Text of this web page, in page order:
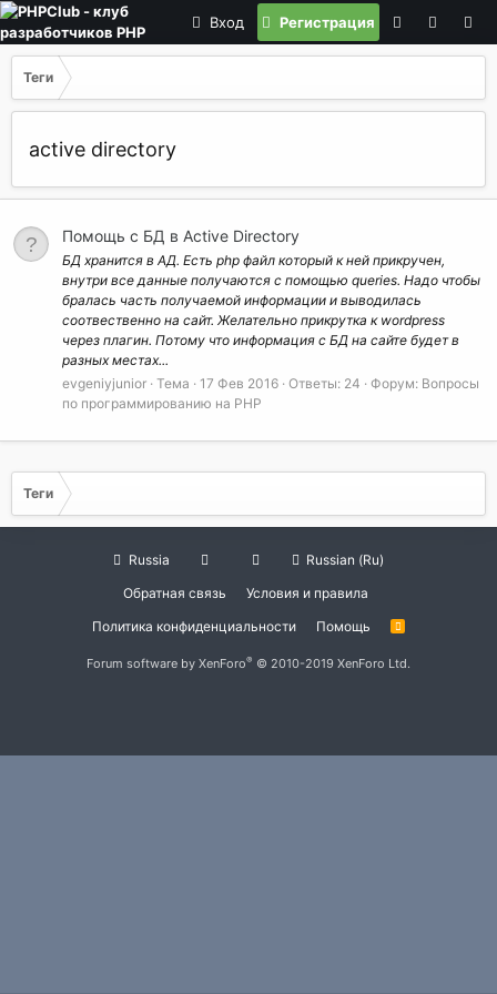
Вход Регистрация
Теги
active directory
Помощь с БД в Active Directory
БД хранится в АД. Есть php файл который к ней прикручен,
внутри все данные получаются с помощью queries. Надо чтобы
бралась часть получаемой информации и выводилась
соотвественно на сайт. Желательно прикрутка к wordpress
через плагин. Потому что информация с БД на сайте будет в
разных местах...
evgeniyjunior Тема 17 Фев 2016 Ответы: 24 Форум: Вопросы
по программированию на РНР
Теги
Russia
Russian (Ru)
Обратная связь
Условия и правила
Политика конфиденциальности
Помощь
R
Forum software by XenForo® © 2010-2019 XenForo Ltd.